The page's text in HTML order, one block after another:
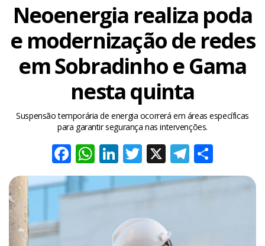
Neoenergia realiza poda
e modernização de redes
em Sobradinho e Gama
nesta quinta
Suspensão temporária de energia ocorrerá em áreas específicas
para garantir segurança nas intervenções.
Facebook
WhatsApp
LinkedIn
Twitter
X